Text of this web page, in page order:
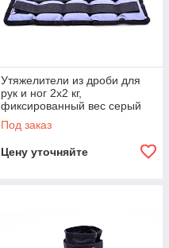
Утяжелители из дроби для
рук и ног 2х2 кг,
фиксированный вес серый
Под заказ
Цену уточняйте